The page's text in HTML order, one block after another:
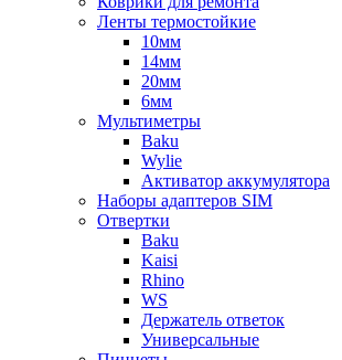
Ленты термостойкие
10мм
14мм
20мм
6мм
Мультиметры
Baku
Wylie
Активатор аккумулятора
Наборы адаптеров SIM
Отвертки
Baku
Kaisi
Rhino
WS
Держатель ответок
Универсальные